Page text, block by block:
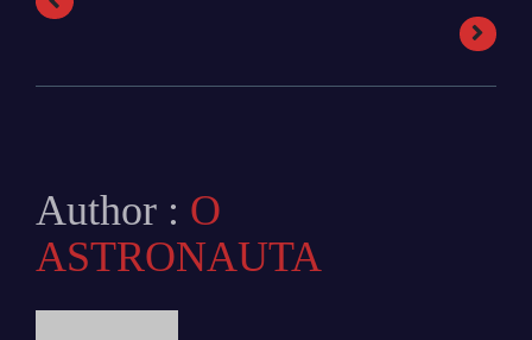
Author : O
ASTRONAUTA